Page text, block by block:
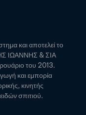
και αποτελεί το
ΙΩΑΝΝΗΣ & ΣΙΑ
του 2013.
και εμπορία
κινητής
σπιτιού.